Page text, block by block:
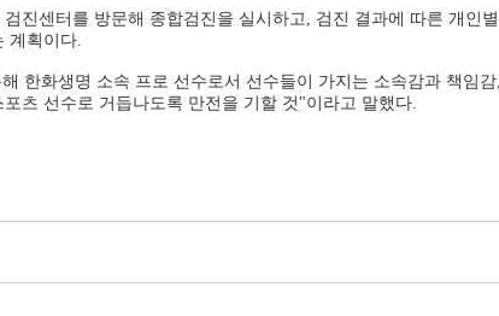
진센터를 방문해 종합검진을 실시하고, 검진 결과에 따른 개인
계획이다.
한화생명 소속 프로 선수로서 선수들이 가지는 소속감과 책임
츠 선수로 거듭나도록 만전을 기할 것"이라고 말했다.